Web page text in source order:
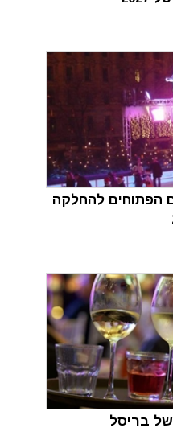
הפתוחים להחלקה
בריסל